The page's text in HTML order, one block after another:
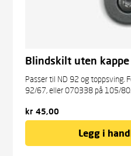
Blindskilt uten kappe
Passer til ND 92 og toppsving.
92/67, eller 070338 på 105/80.
kr 45,00
Legg i